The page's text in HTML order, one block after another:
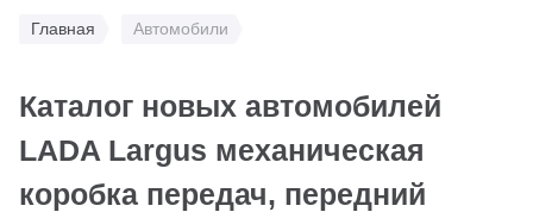
Главная Автомобили
Каталог новых автомобилей
LADA Largus механическая
коробка передач, передний